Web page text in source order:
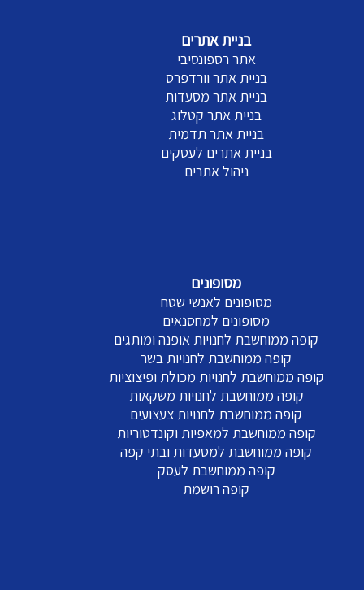
בניית אתרים
אתר רספונסיבי
בניית אתר וורדפרס
בניית אתר מסעדות
בניית אתר קטלוג
בניית אתר תדמית
בניית אתרים לעסקים
ניהול אתרים
מסופונים
מסופונים לאנשי שטח
מסופונים למחסנאים
קופה ממוחשבת לחנויות אופנה ומותגים
קופה ממוחשבת לחנויות בשר
קופה ממוחשבת לחנויות מכולת ופיצוציות
קופה ממוחשבת לחנויות משקאות
קופה ממוחשבת לחנויות צעצועים
קופה ממוחשבת למאפיות וקונדטוריות
קופה ממוחשבת למסעדות ובתי קפה
קופה ממוחשבת לעסק
קופה רושמת